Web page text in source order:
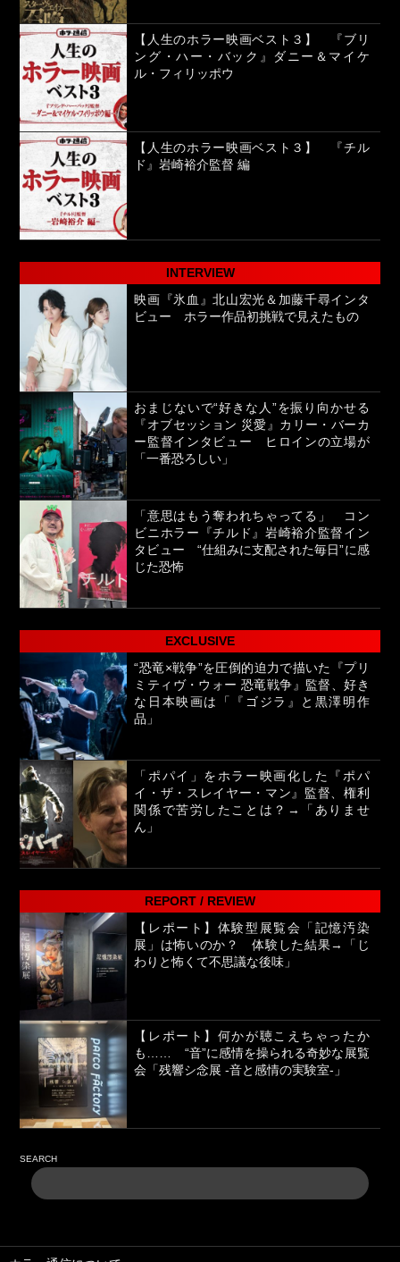
【人生のホラー映画ベスト３】 『ブリ
ング・ハー・バック』ダニー＆マイケ
ル・フィリッポウ
【人生のホラー映画ベスト３】 『チル
ド』岩崎裕介監督 編
INTERVIEW
映画『氷血』北山宏光＆加藤千尋インタ
ビュー ホラー作品初挑戦で見えたもの
おまじないで“好きな人”を振り向かせる
『オブセッション 災愛』カリー・バーカ
ー監督インタビュー ヒロインの立場が
「一番恐ろしい」
「意思はもう奪われちゃってる」 コン
ビニホラー『チルド』岩崎裕介監督イン
タビュー “仕組みに支配された毎日”に感
じた恐怖
EXCLUSIVE
“恐竜×戦争”を圧倒的迫力で描いた『プリ
ミティヴ・ウォー 恐竜戦争』監督、好き
な日本映画は「『ゴジラ』と黒澤明作
品」
「ポパイ」をホラー映画化した『ポパ
イ・ザ・スレイヤー・マン』監督、権利
関係で苦労したことは？→「ありませ
ん」
REPORT / REVIEW
【レポート】体験型展覧会「記憶汚染
展」は怖いのか？ 体験した結果→「じ
わりと怖くて不思議な後味」
【レポート】何かが聴こえちゃったか
も…… “音”に感情を操られる奇妙な展覧
会「残響シ念展 -⾳と感情の実験室-」
SEARCH